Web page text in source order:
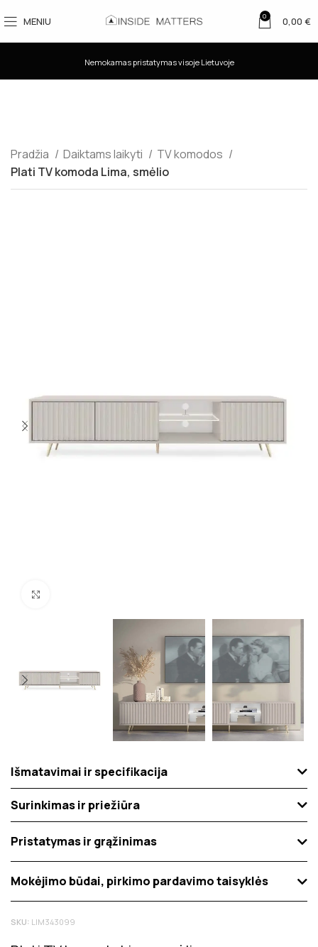
MENIU 0 0,00 €
Nemokamas pristatymas visoje Lietuvoje
Pradžia Daiktams laikyti
TV komodos
Plati TV komoda Lima, smėlio
Išmatavimai ir specifikacija
Surinkimas ir priežiūra
Pristatymas ir grąžinimas
Mokėjimo būdai, pirkimo pardavimo taisyklės
SKU: LIM343099